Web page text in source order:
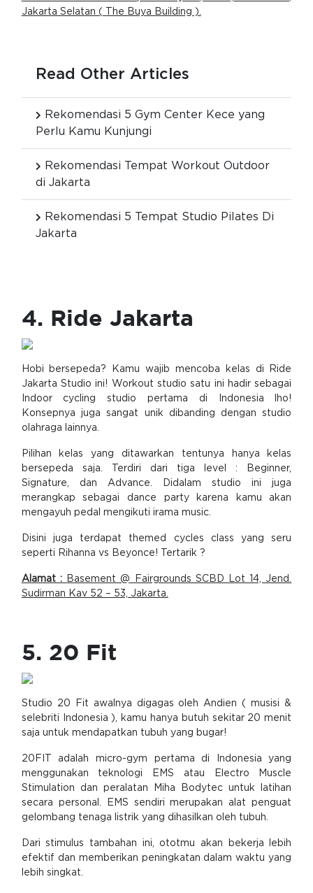
Jakarta Selatan ( The Buya Building ).
Read Other Articles
Rekomendasi 5 Gym Center Kece yang
Perlu Kamu Kunjungi
Rekomendasi Tempat Workout Outdoor
di Jakarta
Rekomendasi 5 Tempat Studio Pilates Di
Jakarta
4. Ride Jakarta
Hobi bersepeda? Kamu wajib mencoba kelas di Ride
Jakarta Studio ini! Workout studio satu ini hadir sebagai
Indoor cycling studio pertama di Indonesia lho!
Konsepnya juga sangat unik dibanding dengan studio
olahraga lainnya.
Pilihan kelas yang ditawarkan tentunya hanya kelas
bersepeda saja. Terdiri dari tiga level : Beginner,
Signature, dan Advance. Didalam studio ini juga
merangkap sebagai dance party karena kamu akan
mengayuh pedal mengikuti irama music.
Disini juga terdapat themed cycles class yang seru
seperti Rihanna vs Beyonce! Tertarik ?
Alamat :
Basement @ Fairgrounds SCBD Lot 14, Jend.
Sudirman Kav 52 – 53, Jakarta.
5. 20 Fit
Studio 20 Fit awalnya digagas oleh Andien ( musisi &
selebriti Indonesia ), kamu hanya butuh sekitar 20 menit
saja untuk mendapatkan tubuh yang bugar!
20FIT adalah micro-gym pertama di Indonesia yang
menggunakan teknologi EMS atau Electro Muscle
Stimulation dan peralatan Miha Bodytec untuk latihan
secara personal. EMS sendiri merupakan alat penguat
gelombang tenaga listrik yang dihasilkan oleh tubuh.
Dari stimulus tambahan ini, ototmu akan bekerja lebih
efektif dan memberikan peningkatan dalam waktu yang
lebih singkat.